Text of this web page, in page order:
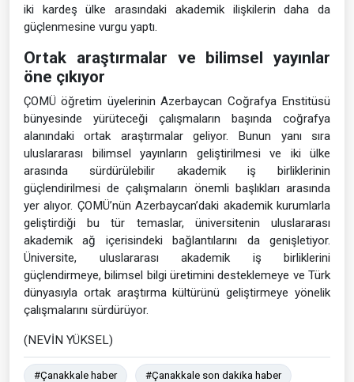
iki kardeş ülke arasındaki akademik ilişkilerin daha da
güçlenmesine vurgu yaptı.
Ortak araştırmalar ve bilimsel yayınlar
öne çıkıyor
ÇOMÜ öğretim üyelerinin Azerbaycan Coğrafya Enstitüsü
bünyesinde yürüteceği çalışmaların başında coğrafya
alanındaki ortak araştırmalar geliyor. Bunun yanı sıra
uluslararası bilimsel yayınların geliştirilmesi ve iki ülke
arasında sürdürülebilir akademik iş birliklerinin
güçlendirilmesi de çalışmaların önemli başlıkları arasında
yer alıyor. ÇOMÜ’nün Azerbaycan’daki akademik kurumlarla
geliştirdiği bu tür temaslar, üniversitenin uluslararası
akademik ağ içerisindeki bağlantılarını da genişletiyor.
Üniversite, uluslararası akademik iş birliklerini
güçlendirmeye, bilimsel bilgi üretimini desteklemeye ve Türk
dünyasıyla ortak araştırma kültürünü geliştirmeye yönelik
çalışmalarını sürdürüyor.
(NEVİN YÜKSEL)
#Çanakkale haber #Çanakkale son dakika haber